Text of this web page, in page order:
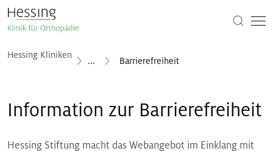
Hessing Kliniken
... Barrierefreiheit
Information zur Barrierefreiheit
Hessing Stiftung macht das Webangebot im Einklang mit